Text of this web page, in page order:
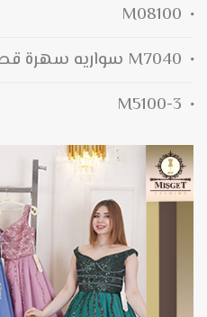
M08100
M7040 سواريه سهرة قصير
M5100-3